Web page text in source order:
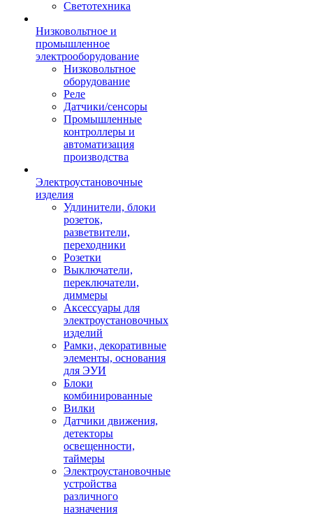
Светотехника
Низковольтное и
промышленное
электрооборудование
Низковольтное
оборудование
Реле
Датчики/сенсоры
Промышленные
контроллеры и
автоматизация
производства
Электроустановочные
изделия
Удлинители, блоки
розеток,
разветвители,
переходники
Розетки
Выключатели,
переключатели,
диммеры
Аксессуары для
электроустановочных
изделий
Рамки, декоративные
элементы, основания
для ЭУИ
Блоки
комбинированные
Вилки
Датчики движения,
детекторы
освещенности,
таймеры
Электроустановочные
устройства
различного
назначения